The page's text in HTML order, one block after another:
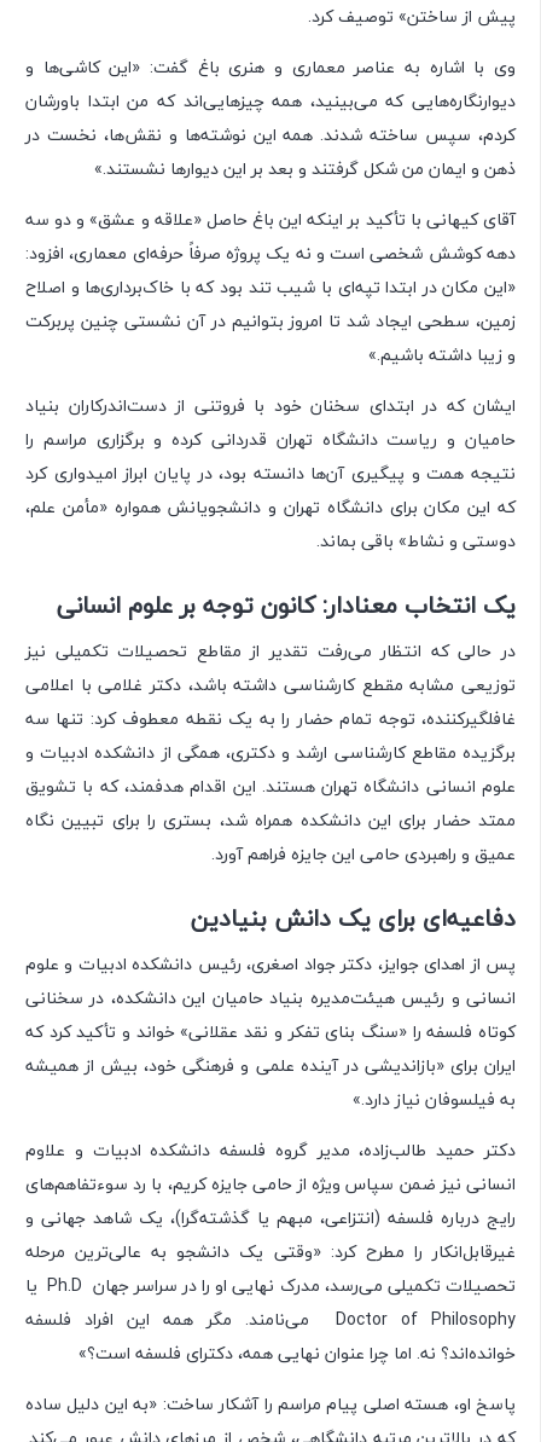
پیش از ساختن» توصیف کرد.
وی با اشاره به عناصر معماری و هنری باغ گفت: «این کاشی‌ها و
دیوارنگاره‌هایی که می‌بینید، همه چیزهایی‌اند که من ابتدا باورشان
کردم، سپس ساخته شدند. همه این نوشته‌ها و نقش‌ها، نخست در
ذهن و ایمان من شکل گرفتند و بعد بر این دیوارها نشستند.»
آقای کیهانی با تأکید بر اینکه این باغ حاصل «علاقه و عشق» و دو سه
دهه کوشش شخصی است و نه یک پروژه صرفاً حرفه‌ای معماری، افزود:
«این مکان در ابتدا تپه‌ای با شیب تند بود که با خاک‌برداری‌ها و اصلاح
زمین، سطحی ایجاد شد تا امروز بتوانیم در آن نشستی چنین پربرکت
و زیبا داشته باشیم.»
ایشان که در ابتدای سخنان خود با فروتنی از دست‌اندرکاران بنیاد
حامیان و ریاست دانشگاه تهران قدردانی کرده و برگزاری مراسم را
نتیجه همت و پیگیری آن‌ها دانسته بود، در پایان ابراز امیدواری کرد
که این مکان برای دانشگاه تهران و دانشجویانش همواره «مأمن علم،
دوستی و نشاط» باقی بماند.
یک انتخاب معنادار: کانون توجه بر علوم انسانی
در حالی که انتظار می‌رفت تقدیر از مقاطع تحصیلات تکمیلی نیز
توزیعی مشابه مقطع کارشناسی داشته باشد، دکتر غلامی با اعلامی
غافلگیرکننده، توجه تمام حضار را به یک نقطه معطوف کرد: تنها سه
برگزیده مقاطع کارشناسی ارشد و دکتری، همگی از دانشکده ادبیات و
علوم انسانی دانشگاه تهران هستند. این اقدام هدفمند، که با تشویق
ممتد حضار برای این دانشکده همراه شد، بستری را برای تبیین نگاه
عمیق و راهبردی حامی این جایزه فراهم آورد.
دفاعیه‌ای برای یک دانش بنیادین
پس از اهدای جوایز، دکتر جواد اصغری، رئیس دانشکده ادبیات و علوم
انسانی و رئیس هیئت‌مدیره بنیاد حامیان این دانشکده، در سخنانی
کوتاه فلسفه را «سنگ بنای تفکر و نقد عقلانی» خواند و تأکید کرد که
ایران برای «بازاندیشی در آینده علمی و فرهنگی خود، بیش از همیشه
به فیلسوفان نیاز دارد.»
دکتر حمید طالب‌زاده، مدیر گروه فلسفه دانشکده ادبیات و علاوم
انسانی نیز ضمن سپاس ویژه از حامی جایزه کریم، با رد سوءتفاهم‌های
رایج درباره فلسفه (انتزاعی، مبهم یا گذشته‌گرا)، یک شاهد جهانی و
غیرقابل‌انکار را مطرح کرد: «وقتی یک دانشجو به عالی‌ترین مرحله
تحصیلات تکمیلی می‌رسد، مدرک نهایی او را در سراسر جهان Ph.D یا
Doctor of Philosophy می‌نامند. مگر همه این افراد فلسفه
خوانده‌اند؟ نه. اما چرا عنوان نهایی همه، دکترای فلسفه است؟»
پاسخ او، هسته اصلی پیام مراسم را آشکار ساخت: «به این دلیل ساده